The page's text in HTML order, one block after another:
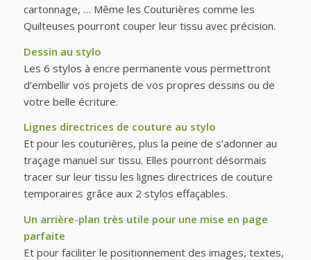
cartonnage, … Même les Couturières comme les
Quilteuses pourront couper leur tissu avec précision.
Dessin au stylo
Les 6 stylos à encre permanente vous permettront
d’embellir vos projets de vos propres dessins ou de
votre belle écriture.
Lignes directrices de couture au stylo
Et pour les couturières, plus la peine de s’adonner au
traçage manuel sur tissu. Elles pourront désormais
tracer sur leur tissu les lignes directrices de couture
temporaires grâce aux 2 stylos effaçables.
Un arrière-plan très utile pour une mise en page
parfaite
Et pour faciliter le positionnement des images, textes,